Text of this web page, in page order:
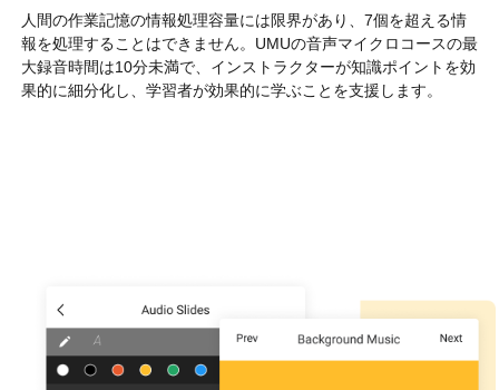
人間の作業記憶の情報処理容量には限界があり、7個を超える情
報を処理することはできません。UMUの音声マイクロコースの最
大録音時間は10分未満で、インストラクターが知識ポイントを効
果的に細分化し、学習者が効果的に学ぶことを支援します。